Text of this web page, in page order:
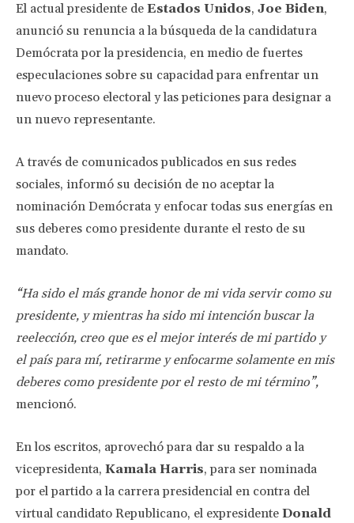
El actual presidente de Estados Unidos, Joe Biden,
anunció su renuncia a la búsqueda de la candidatura
Demócrata por la presidencia, en medio de fuertes
especulaciones sobre su capacidad para enfrentar un
nuevo proceso electoral y las peticiones para designar a
un nuevo representante.
A través de comunicados publicados en sus redes
sociales, informó su decisión de no aceptar la
nominación Demócrata y enfocar todas sus energías en
sus deberes como presidente durante el resto de su
mandato.
“Ha sido el más grande honor de mi vida servir como su
presidente, y mientras ha sido mi intención buscar la
reelección, creo que es el mejor interés de mi partido y
el país para mí, retirarme y enfocarme solamente en mis
deberes como presidente por el resto de mi término”,
mencionó.
En los escritos, aprovechó para dar su respaldo a la
vicepresidenta, Kamala Harris, para ser nominada
por el partido a la carrera presidencial en contra del
virtual candidato Republicano, el expresidente Donald